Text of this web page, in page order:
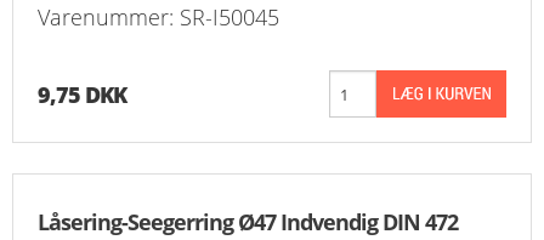
Varenummer: SR-I50045
9,75 DKK
Låsering-Seegerring Ø47 Indvendig DIN 472